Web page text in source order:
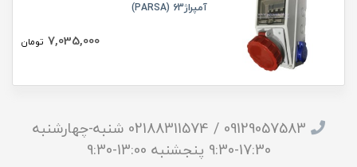
آمپراژ63 (PARSA)
7,035,000 تومان
09129057583 / 02188311574 شنبه-چهارشنبه
17:30-9:30 پنجشنبه 13:00-9:30